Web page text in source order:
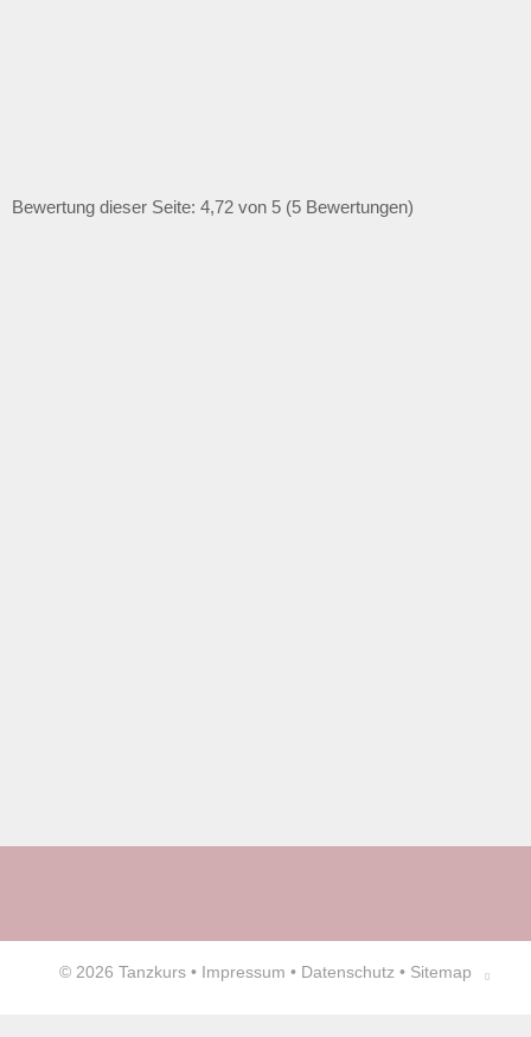
Bewertung dieser Seite: 4,72 von 5 (5 Bewertungen)
© 2026 Tanzkurs • Impressum • Datenschutz • Sitemap